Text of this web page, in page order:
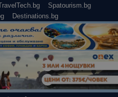
Spatourism.bg
Destinations.bg